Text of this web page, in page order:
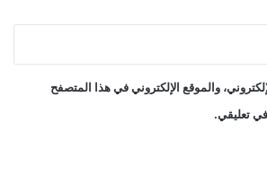
والموقع الإلكتروني في هذا المتصفح
في تعليقي.